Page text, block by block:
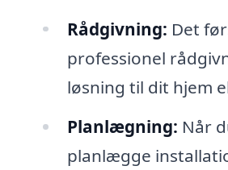
Rådgivning: Det
professionel
løsning til dit hjem
Planlægning: Når
planlægge